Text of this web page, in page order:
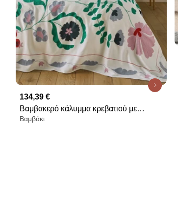
134,39 €
Βαμβακερό κάλυμμα κρεβατιού με
κέντημα, Antonie
Βαμβάκι